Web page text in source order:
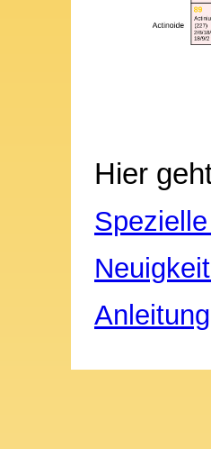
Hier